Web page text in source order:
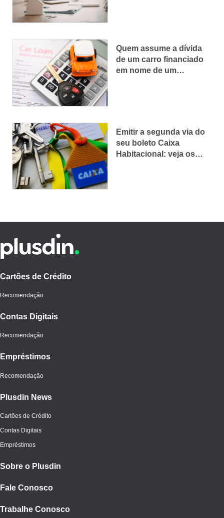
Quem assume a dívida
de um carro financiado
em nome de um
Emitir a segunda via do
seu boleto Caixa
Habitacional: veja os
Cartões de Crédito
Recomendação
Contas Digitais
Recomendação
Empréstimos
Recomendação
Plusdin News
Cartões de Crédito
Contas Digitais
Empréstimos
Sobre o Plusdin
Fale Conosco
Trabalhe Conosco